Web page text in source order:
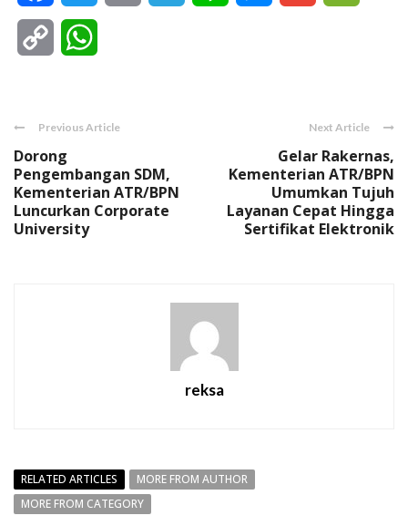
Copy
Previous Article
Dorong
Pengembangan SDM,
Kementerian ATR/BPN
Luncurkan Corporate
University
Next Article
Gelar Rakernas,
Kementerian ATR/BPN
Umumkan Tujuh
Layanan Cepat Hingga
Sertifikat Elektronik
reksa
RELATED ARTICLES
MORE FROM AUTHOR
MORE FROM CATEGORY